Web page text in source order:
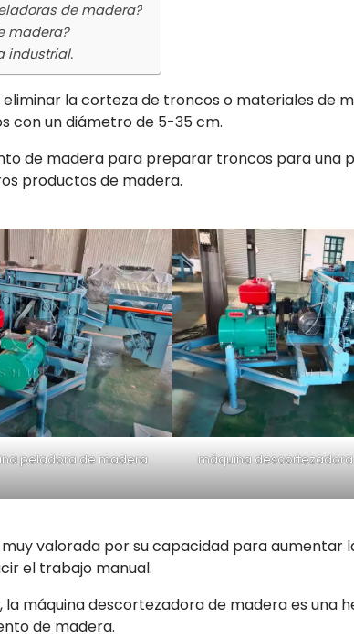
de madera?
madera?
industrial.
la corteza de troncos o materiales de
con un diámetro de 5-35 cm.
de madera para preparar troncos para una
productos de madera.
peladora de madera máquina
valorada por su capacidad para aumentar
el trabajo manual.
máquina descortezadora de madera es una
de madera.